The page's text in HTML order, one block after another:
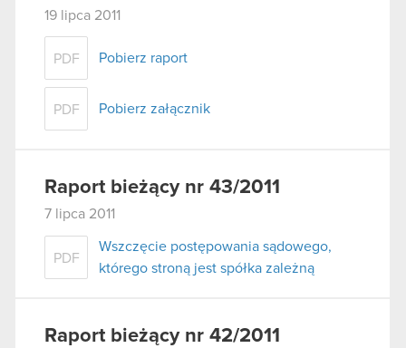
19 lipca 2011
PDF Pobierz raport
PDF Pobierz załącznik
Raport bieżący nr 43/2011
7 lipca 2011
PDF
Wszczęcie postępowania sądowego,
którego stroną jest spółka zależną
Raport bieżący nr 42/2011